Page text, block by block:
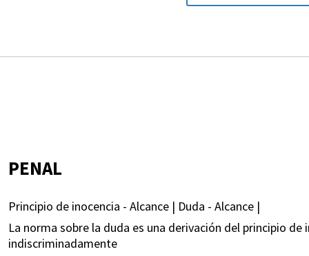
PENAL
Principio de inocencia - Alcance | Duda - Alcance |
La norma sobre la duda es una derivación del principio
indiscriminadamente